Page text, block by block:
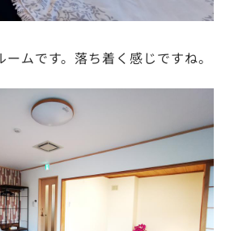
ムです。落ち着く感じですね。